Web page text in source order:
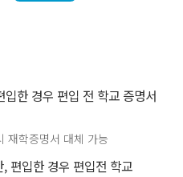
한 경우 편입 전 학교 증명서
재학증명서 대체 가능
편입한 경우 편입전 학교